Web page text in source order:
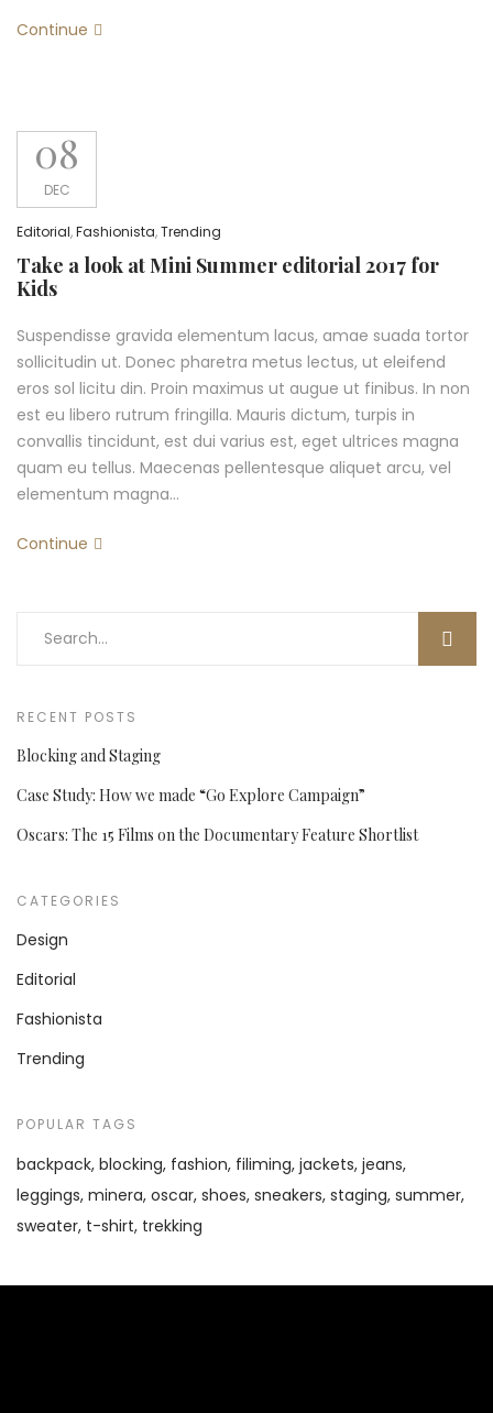
Continue
08
DEC
Editorial,Fashionista,Trending
Take a look at Mini Summer editorial 2017 for
Kids
Suspendisse gravida elementum lacus, amae suada tortor
sollicitudin ut. Donec pharetra metus lectus, ut eleifend
eros sol licitu din. Proin maximus ut augue ut finibus. In non
est eu libero rutrum fringilla. Mauris dictum, turpis in
convallis tincidunt, est dui varius est, eget ultrices magna
quam eu tellus. Maecenas pellentesque aliquet arcu, vel
elementum magna…
Continue
RECENT POSTS
Blocking and Staging
Case Study: How we made “Go Explore Campaign”
Oscars: The 15 Films on the Documentary Feature Shortlist
CATEGORIES
Design
Editorial
Fashionista
Trending
POPULAR TAGS
backpack blocking fashion filiming jackets jeans
leggings minera oscar shoes sneakers staging summer
sweater t-shirt trekking